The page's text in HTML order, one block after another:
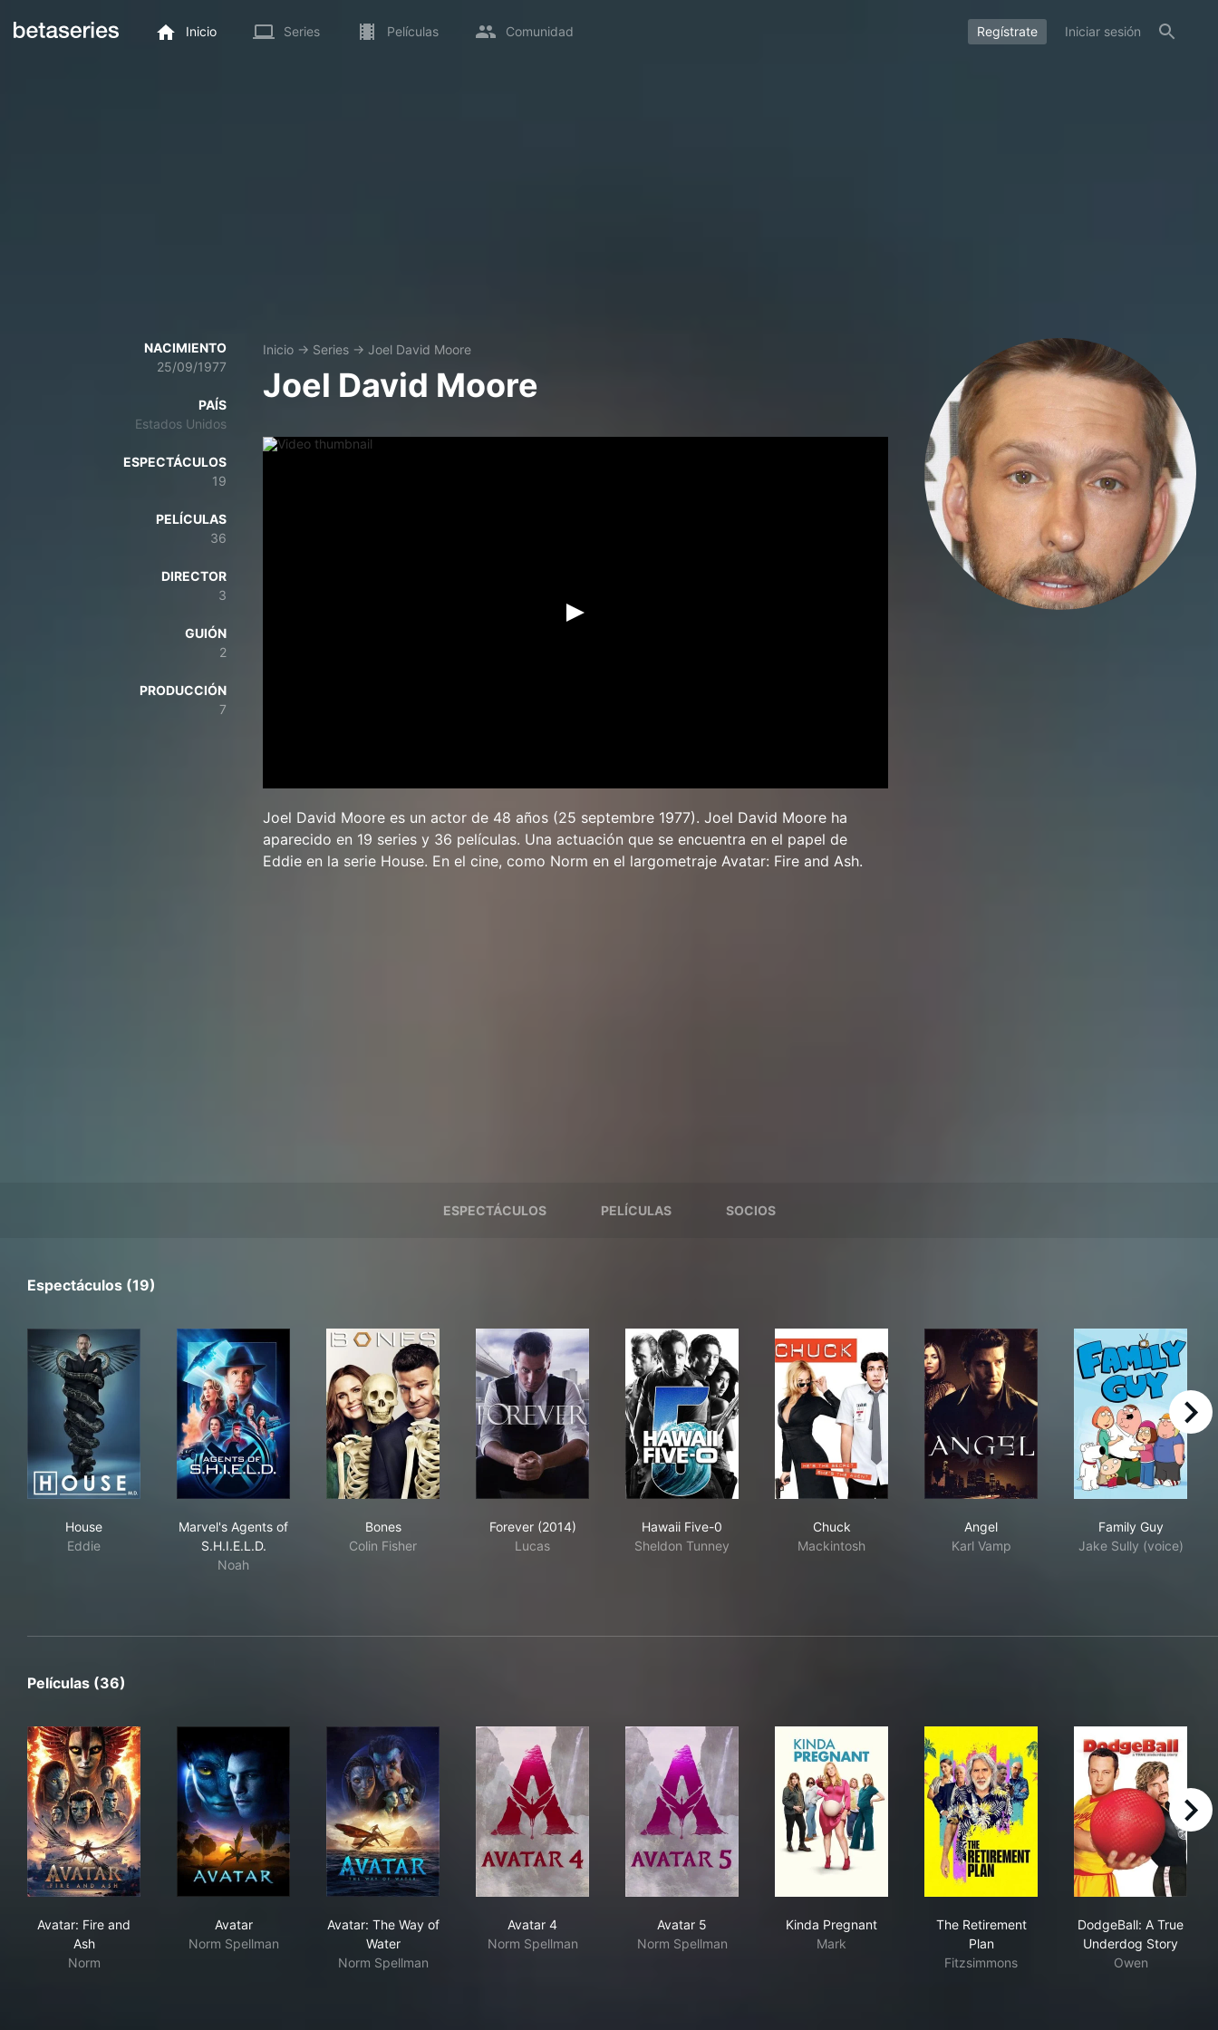
Inicio Series Películas Comunidad Regístrate Iniciar sesión
NACIMIENTO
25/09/1977
PAÍS
Estados Unidos
ESPECTÁCULOS
19
PELÍCULAS
36
DIRECTOR
3
GUIÓN
2
PRODUCCIÓN
7
Inicio → Series → Joel David Moore
Joel David Moore
Joel David Moore es un actor de 48 años (25 septembre 1977). Joel David Moore ha
aparecido en 19 series y 36 películas. Una actuación que se encuentra en el papel de
Eddie en la serie House. En el cine, como Norm en el largometraje Avatar: Fire and Ash.
ESPECTÁCULOS PELÍCULAS SOCIOS
Espectáculos (19)
House
Eddie
Marvel's Agents of
S.H.I.E.L.D.
Noah
Bones
Colin Fisher
Forever (2014)
Lucas
Hawaii Five-0
Sheldon Tunney
Chuck
Mackintosh
Angel
Karl Vamp
Family Guy
Jake Sully (voice)
right
Películas (36)
Avatar: Fire and
Ash
Norm
Avatar
Norm Spellman
Avatar: The Way of
Water
Norm Spellman
Avatar 4
Norm Spellman
Avatar 5
Norm Spellman
Kinda Pregnant
Mark
The Retirement
Plan
Fitzsimmons
DodgeBall: A True
Underdog Story
Owen
right